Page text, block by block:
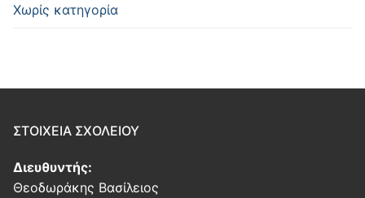
Χωρίς κατηγορία
ΣΤΟΙΧΕΙΑ ΣΧΟΛΕΙΟΥ
Διευθυντής:
Θεοδωράκης Βασίλειος